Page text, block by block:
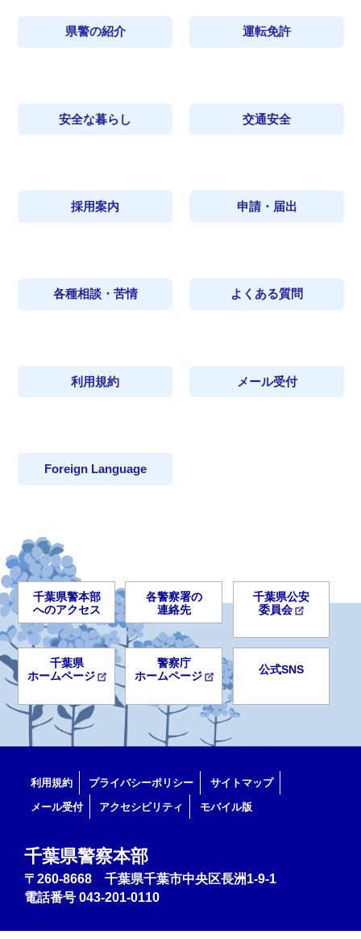
県警の紹介 運転免許
安全な暮らし 交通安全
採用案内 申請・届出
各種相談・苦情 よくある質問
利用規約 メール受付
Foreign Language
千葉県警本部
へのアクセス
各警察署の
連絡先
千葉県公安
委員会
千葉県
ホームページ
警察庁
ホームページ
公式SNS
利用規約 プライバシーポリシー
サイトマップ
メール受付
アクセシビリティ モバイル版
千葉県警察本部
〒260-8668 千葉県千葉市中央区長洲1-9-1
電話番号 043-201-0110